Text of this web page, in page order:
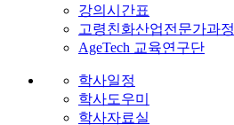
강의시간표
고령친화산업전문가과정
AgeTech 교육연구단
학사일정
학사도우미
학사자료실